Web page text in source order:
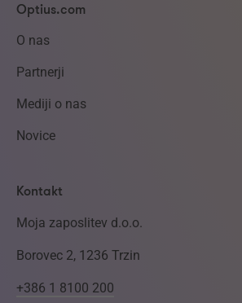
Optius.com
O nas
Partnerji
Mediji o nas
Novice
Kontakt
Moja zaposlitev d.o.o.
Borovec 2, 1236 Trzin
+386 1 8100 200